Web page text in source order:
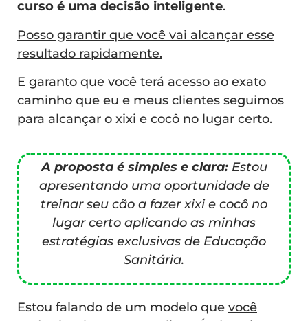
curso é uma decisão inteligente.
Posso garantir que você vai alcançar esse
resultado rapidamente.
E garanto que você terá acesso ao exato
caminho que eu e meus clientes seguimos
para alcançar o xixi e cocô no lugar certo.
A proposta é simples e clara: Estou
apresentando uma oportunidade de
treinar seu cão a fazer xixi e cocô no
lugar certo aplicando as minhas
estratégias exclusivas de Educação
Sanitária.
Estou falando de um modelo que você